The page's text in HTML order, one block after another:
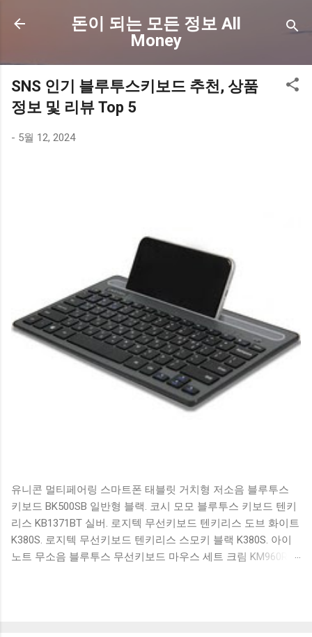
기본 콘텐츠로 건너뛰기
돈이 되는 모든 정보 All
Money
SNS 인기 블루투스키보드 추천, 상품
정보 및 리뷰 Top 5
- 5월 12, 2024
유니콘 멀티페어링 스마트폰 태블릿 거치형 저소음 블루투스
키보드 BK500SB 일반형 블랙. 코시 모모 블루투스 키보드 텐키
리스 KB1371BT 실버. 로지텍 무선키보드 텐키리스 도브 화이트
K380S. 로지텍 무선키보드 텐키리스 스모키 블랙 K380S. 아이
노트 무소음 블루투스 무선키보드 마우스 세트 크림 KM960RB